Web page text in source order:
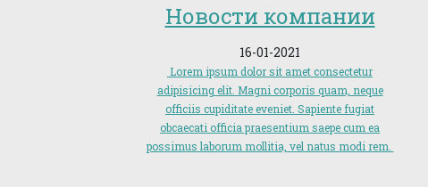
Новости компании
16-01-2021
Lorem ipsum dolor sit amet consectetur
adipisicing elit. Magni corporis quam, neque
officiis cupiditate eveniet. Sapiente fugiat
obcaecati officia praesentium saepe cum ea
possimus laborum mollitia, vel natus modi rem.